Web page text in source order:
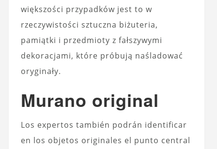
większości przypadków jest to w
rzeczywistości sztuczna biżuteria,
pamiątki i przedmioty z fałszywymi
dekoracjami, które próbują naśladować
oryginały.
Murano original
Los expertos también podrán identificar
en los objetos originales el punto central